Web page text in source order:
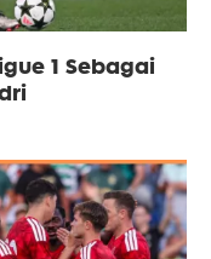
1 Sebagai